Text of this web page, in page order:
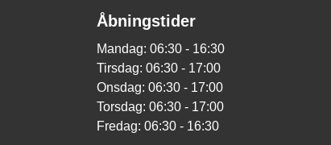
Åbningstider
Mandag: 06:30 - 16:30
Tirsdag: 06:30 - 17:00
Onsdag: 06:30 - 17:00
Torsdag: 06:30 - 17:00
Fredag: 06:30 - 16:30